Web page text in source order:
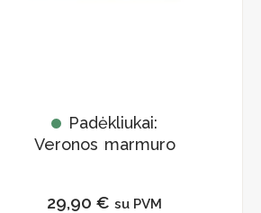
Padėkliukai:
Veronos marmuro
29,90 € su PVM